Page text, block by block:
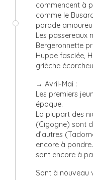
commencent à
comme le
parade
Les passereaux
Bergeronnette
Huppe fasciée,
grièche
→ Avril-Mai :
Les premiers
époque.
La plupart des
(Cigogne) sont
d’autres
encore à
sont encore à
Sont à nouveau